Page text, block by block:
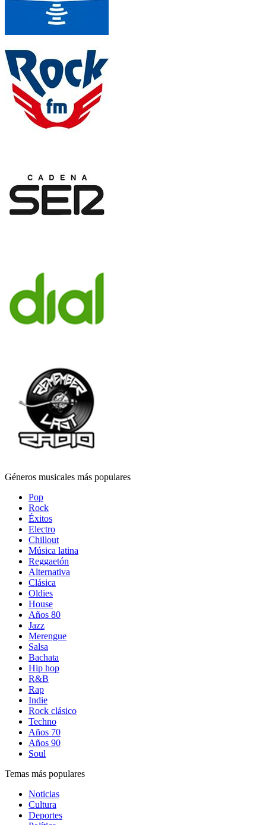
Géneros musicales más populares
Pop
Rock
Éxitos
Electro
Chillout
Música latina
Reggaetón
Alternativa
Clásica
Oldies
House
Años 80
Jazz
Merengue
Salsa
Bachata
Hip hop
R&B
Rap
Indie
Rock clásico
Techno
Años 70
Años 90
Soul
Temas más populares
Noticias
Cultura
Deportes